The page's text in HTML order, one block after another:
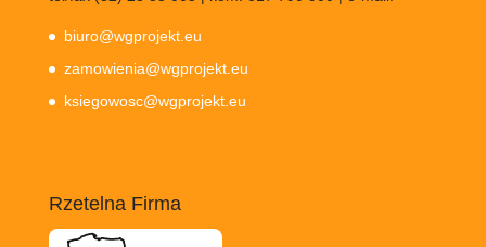
biuro@wgprojekt.eu
zamowienia@wgprojekt.eu
ksiegowosc@wgprojekt.eu
Rzetelna Firma